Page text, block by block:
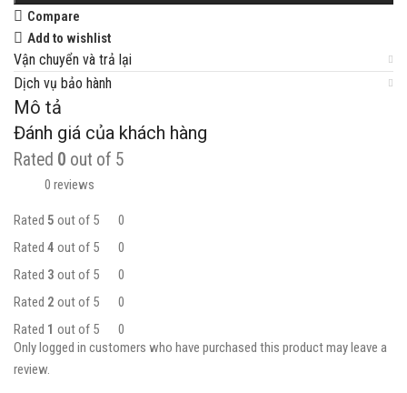
Compare
Add to wishlist
Vận chuyển và trả lại
Dịch vụ bảo hành
Mô tả
Đánh giá của khách hàng
Rated 0 out of 5
0 reviews
Rated 5 out of 5
0
Rated 4 out of 5
0
Rated 3 out of 5
0
Rated 2 out of 5
0
Rated 1 out of 5 0
Only logged in customers who have purchased this product may leave a
review.